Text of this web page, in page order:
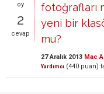
oy
2
cevap
fotoğrafları
yeni bir
mu?
27 Aralık 2013 Mac
Yardımcı (440 puan)